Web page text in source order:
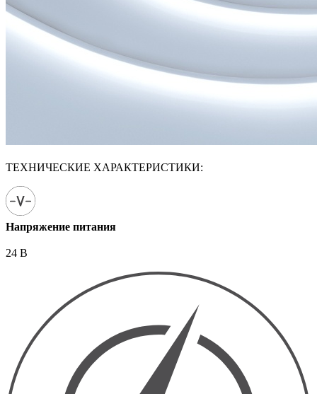
ТЕХНИЧЕСКИЕ ХАРАКТЕРИСТИКИ:
Напряжение питания
24 В